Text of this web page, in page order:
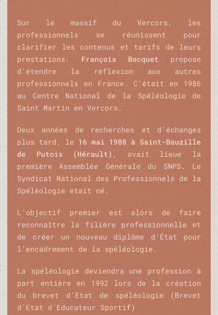
Sur le massif du Vercors, les
professionnels se réunissent pour
clarifier les contenus et tarifs de leurs
prestations.François Bocquet propose
d'étendre la réflexion aux autres
professionnels en France. C'était en 1986
au Centre National de la Spéléologie de
Saint Martin en Vercors.
Deux années de recherches et d’échanges
plus tard, le 16 mai 1988 à Saint-Bauzille
de Putois (Hérault) , avait lieue la
première Assemblée Générale du SNPS. Le
Syndicat National des Professionnels de la
Spéléologie etait né.
L 'objectif premier est alors de faire
reconnaître la filière professionnelle et
de créer un nouveau diplôme d'État pour
l’encadrement de la spéléologie.
La spéléologie deviendra une profession à
part entière en 1992 lors de la création
du brevet d’Etat de spéléologie (Brevet
d’Etat d’Educateur Sportif)